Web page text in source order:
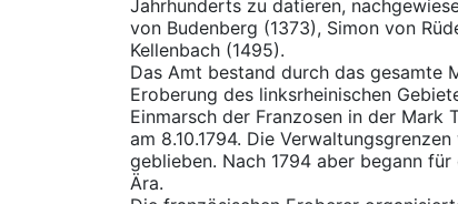
Jahrhunderts zu datieren,
von Budenberg (1373), Simon von
Kellenbach (1495).
Das Amt bestand durch das gesamte
Eroberung des linksrheinischen
Einmarsch der Franzosen in der Mark
am 8.10.1794. Die
geblieben. Nach 1794 aber begann
Ära.